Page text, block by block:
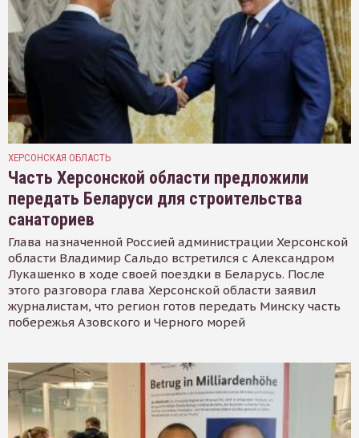
ХЕРСОНСКАЯ ОБЛАСТЬ
Часть Херсонской области предложили
передать Беларуси для строительства
санаториев
Глава назначенной Россией администрации Херсонской
области Владимир Сальдо встретился с Александром
Лукашенко в ходе своей поездки в Беларусь. После
этого разговора глава Херсонской области заявил
журналистам, что регион готов передать Минску часть
побережья Азовского и Черного морей